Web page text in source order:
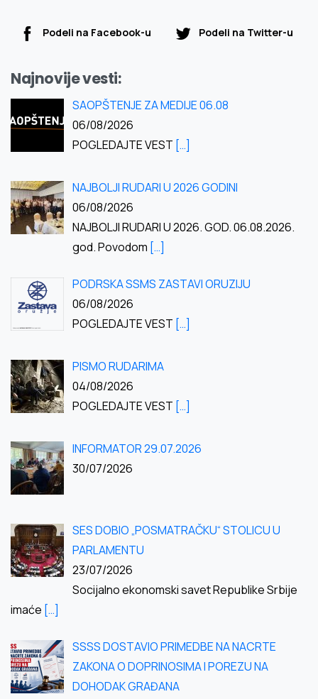
Podeli na Facebook-u Podeli na Twitter-u
Najnovije vesti:
SAOPŠTENJE ZA MEDIJE 06.08
06/08/2026
POGLEDAJTE VEST […]
NAJBOLJI RUDARI U 2026 GODINI
06/08/2026
NAJBOLJI RUDARI U 2026. GOD. 06.08.2026.
god. Povodom […]
PODRSKA SSMS ZASTAVI ORUZIJU
06/08/2026
POGLEDAJTE VEST […]
PISMO RUDARIMA
04/08/2026
POGLEDAJTE VEST […]
INFORMATOR 29.07.2026
30/07/2026
SES DOBIO „POSMATRAČKU“ STOLICU U
PARLAMENTU
23/07/2026
Socijalno ekonomski savet Republike Srbije
imaće […]
SSSS DOSTAVIO PRIMEDBE NA NACRTE
ZAKONA O DOPRINOSIMA I POREZU NA
DOHODAK GRAĐANA